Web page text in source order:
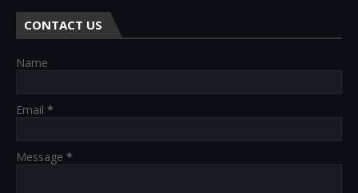
CONTACT US
Name
Email *
Message *